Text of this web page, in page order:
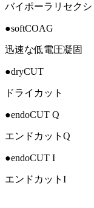
バイポーラリセクシ
●softCOAG
迅速な低電圧凝固
●dryCUT
ドライカット
●endoCUT Q
エンドカットQ
●endoCUT I
エンドカットI